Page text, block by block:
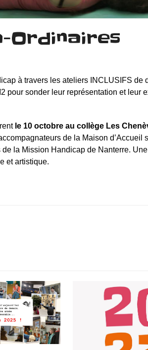
Ordinaires
à travers les ateliers INCLUSIFS de
pour sonder leur représentation et leur
le 10 octobre au collège Les
de la Maison d’Accueil
la Mission Handicap de Nanterre.
et artistique.